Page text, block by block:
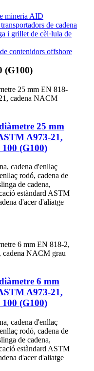
mineria AID
de cadena
i grillet de cèl·lula de
contenidors offshore
(G100)
25 mm
A973-21,
(G100)
cadena d'enllaç
rodó, cadena de
de cadena,
estàndard ASTM
d'acer d'aliatge
6 mm
A973-21,
(G100)
cadena d'enllaç
rodó, cadena de
de cadena,
estàndard ASTM
d'acer d'aliatge